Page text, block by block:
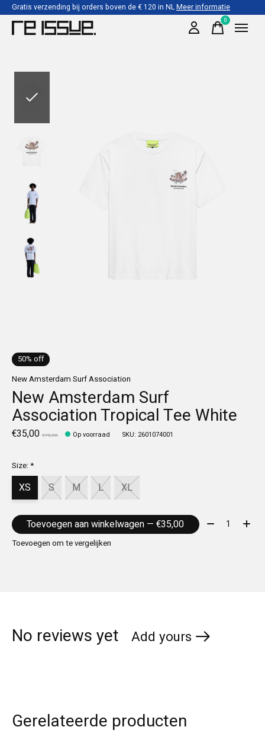
Gratis verzending bij orders boven de € 120 in NLMeer informatie
0items
50% off
New Amsterdam Surf Association
New Amsterdam Surf
Association Tropical Tee White
€35,00 €70,00 Op voorraad SKU: 2601074001
Size:*
XS S M L XL
Toevoegen aan winkelwagen — €35,00 Aantal:
Toevoegen om te vergelijken
No reviews yet Add yours
Gerelateerde producten